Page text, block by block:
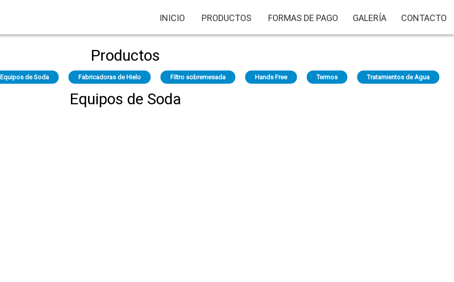
INICIO PRODUCTOS FORMAS DE PAGO GALERÍA CONTACTO
Productos
Equipos de Soda Fabricadoras de Hielo Filtro sobremesada Hands Free Termos Tratamientos de Agua
Equipos de Soda